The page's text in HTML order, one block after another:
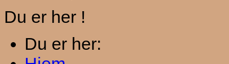
Du er her !
Du er her: